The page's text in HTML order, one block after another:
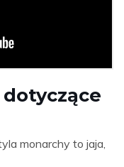
monarchy to jaja,